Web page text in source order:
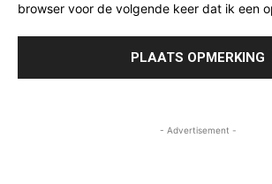
browser voor de volgende keer dat ik een
- Advertisement -